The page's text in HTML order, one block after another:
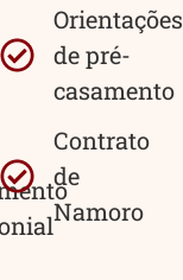
Orientações
de pré-
casamento
Contrato
de
Namoro